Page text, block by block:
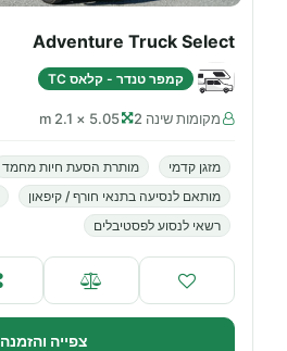
Adventure Truck Select
קמפר טנדר - קלאס TC
מקומות שינה 2 5.05 × 2.1 m
מזגן קדמי
מותרת הסעת חיות מחמד
מותאם לנסיעה בתנאי חורף / קיפאון
רשאי לנסוע לפסטיבלים
צפייה והזמנה